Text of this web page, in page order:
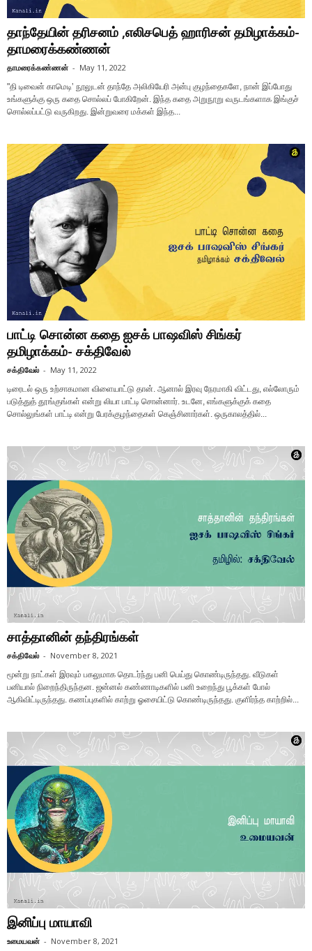
தாந்தேயின் தரிசனம் ,எலிசபெத் ஹாரிசன் தமிழாக்கம்-
தாமரைக்கண்ணன்
தாமரைக்கண்ணன் - May 11, 2022
"தி டிவைன் காமெடி’ நூலுடன் தாந்தே அலிகியேரி அன்பு குழந்தைகளே, நான் இப்போது
உங்களுக்கு ஒரு கதை சொல்லப் போகிறேன். இந்த கதை அறுநூறு வருடங்களாக இங்குச்
சொல்லப்பட்டு வருகிறது. இன்றுவரை மக்கள் இந்த...
பாட்டி சொன்ன கதை ஐசக் பாஷவிஸ் சிங்கர்
தமிழாக்கம்- சக்திவேல்
சக்திவேல் - May 11, 2022
டிரைடல் ஒரு உற்சாகமான விளையாட்டு தான். ஆனால் இரவு நேரமாகி விட்டது, எல்லோரும்
படுத்துத் தூங்குங்கள் என்று லியா பாட்டி சொன்னார். உடனே, எங்களுக்குக் கதை
சொல்லுங்கள் பாட்டி என்று பேரக்குழந்தைகள் கெஞ்சினார்கள். ஒருகாலத்தில்...
சாத்தானின் தந்திரங்கள்
சக்திவேல் - November 8, 2021
மூன்று நாட்கள் இரவும் பகலுமாக தொடர்ந்து பனி பெய்து கொண்டிருந்தது. வீடுகள்
பனியால் நிறைந்திருந்தன. ஜன்னல் கண்ணாடிகளில் பனி உறைந்து பூக்கள் போல்
ஆகிவிட்டிருந்தது. கணப்புகளில் காற்று ஓசையிட்டு கொண்டிருந்தது. குளிர்ந்த காற்றில்...
இனிப்பு மாயாவி
உமையவன் - November 8, 2021